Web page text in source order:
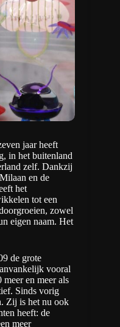
jaar heeft
in het buitenland
zelf. Dankzij
en de
het
tot een
zowel
eigen naam. Het
de grote
vooral
meer en meer als
Sinds vorig
Zij is het nu ook
heeft: de
meer